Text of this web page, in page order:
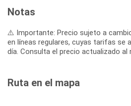
Notas
⚠️ Importante: Precio sujeto a
en líneas regulares, cuyas tarifas se
día. Consulta el precio actualizado al
Ruta en el mapa